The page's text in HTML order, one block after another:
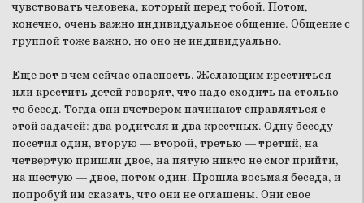
чувствовать человека, который перед тобой. Потом,
конечно, очень важно индивидуальное общение. Общение с
группой тоже важно, но оно не индивидуально.
Еще вот в чем сейчас опасность. Желающим креститься
или крестить детей говорят, что надо сходить на столько-
то бесед. Тогда они вчетвером начинают справляться с
этой задачей: два родителя и два крестных. Одну беседу
посетил один, вторую — второй, третью — третий, на
четвертую пришли двое, на пятую никто не смог прийти,
на шестую — двое, потом один. Прошла восьмая беседа, и
попробуй им сказать, что они не оглашены. Они свое